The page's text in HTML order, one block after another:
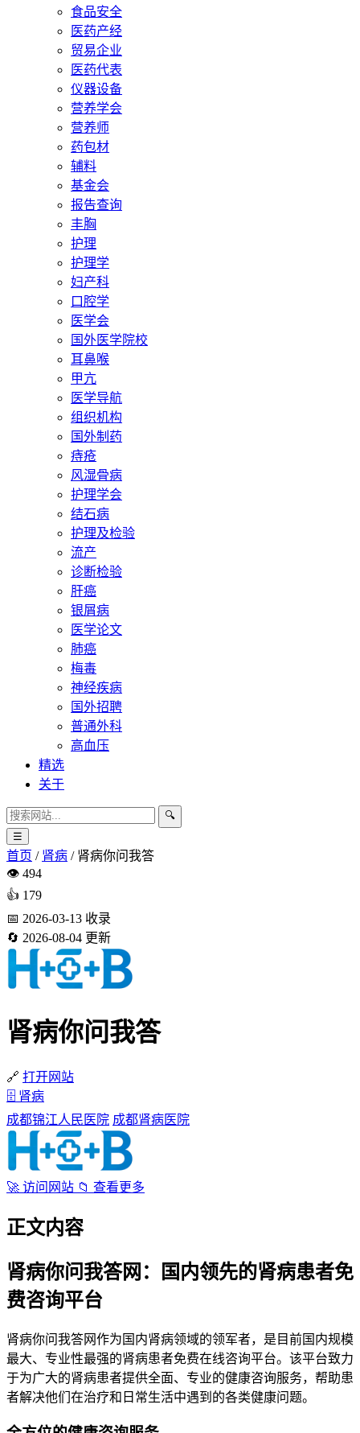
食品安全
医药产经
贸易企业
医药代表
仪器设备
营养学会
营养师
药包材
辅料
基金会
报告查询
丰胸
护理
护理学
妇产科
口腔学
医学会
国外医学院校
耳鼻喉
甲亢
医学导航
组织机构
国外制药
痔疮
风湿骨病
护理学会
结石病
护理及检验
流产
诊断检验
肝癌
银屑病
医学论文
肺癌
梅毒
神经疾病
国外招聘
普通外科
高血压
精选
关于
🔍
☰
首页 / 肾病 / 肾病你问我答
👁️ 494
👍 179
📅 2026-03-13 收录
🔄 2026-08-04 更新
肾病你问我答
🔗 打开网站
🗄 肾病
成都锦江人民医院 成都肾病医院
🚀 访问网站 📁 查看更多
正文内容
肾病你问我答网：国内领先的肾病患者免
费咨询平台
肾病你问我答网作为国内肾病领域的领军者，是目前国内规模
最大、专业性最强的肾病患者免费在线咨询平台。该平台致力
于为广大的肾病患者提供全面、专业的健康咨询服务，帮助患
者解决他们在治疗和日常生活中遇到的各类健康问题。